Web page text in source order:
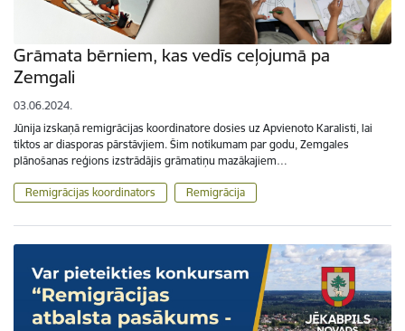
Grāmata bērniem, kas vedīs ceļojumā pa
Zemgali
03.06.2024.
Jūnija izskaņā remigrācijas koordinatore dosies uz Apvienoto Karalisti, lai
tiktos ar diasporas pārstāvjiem. Šim notikumam par godu, Zemgales
plānošanas reģions izstrādājis grāmatiņu mazākajiem…
Remigrācijas koordinators Remigrācija